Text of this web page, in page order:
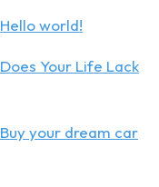
Hello world!
Does Your Life Lack
Buy your dream car